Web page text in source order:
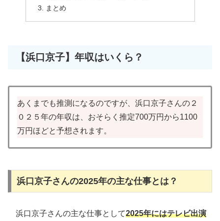
まとめ
【浜口京子】年収はいくら？
あくまでも推測になるのですが、浜口京子さんの２
０２５年の年収は、おそらく推定700万円から1100
万円ほどと予想されます。
浜口京子さんの2025年の主な仕事とは？
浜口京子さんの主な仕事として2025年にはテレビ出演